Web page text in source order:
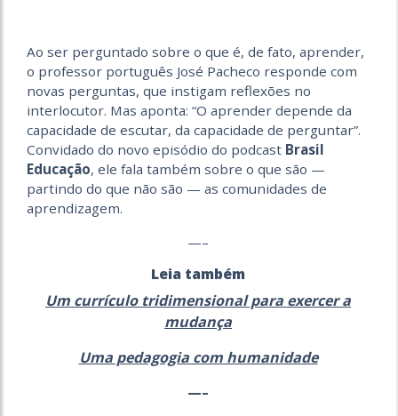
Ao ser perguntado sobre o que é, de fato, aprender,
o professor português José Pacheco responde com
novas perguntas, que instigam reflexões no
interlocutor. Mas aponta: “O aprender depende da
capacidade de escutar, da capacidade de perguntar”.
Convidado do novo episódio do podcast Brasil
Educação, ele fala também sobre o que são —
partindo do que não são — as comunidades de
aprendizagem.
—–
Leia também
Um currículo tridimensional para exercer a
mudança
Uma pedagogia com humanidade
—–